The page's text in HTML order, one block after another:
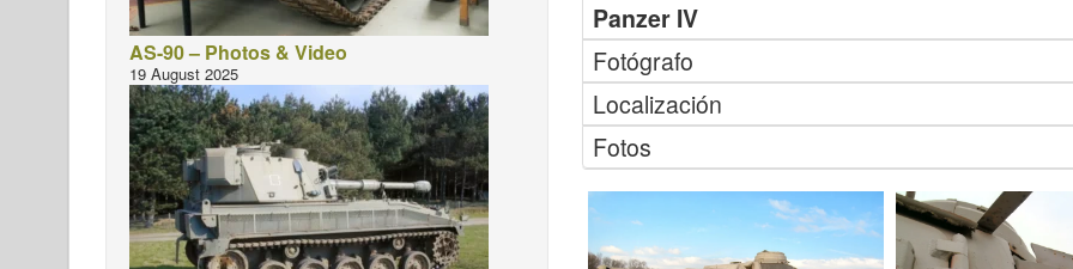
Panzer IV
Fotógrafo
Localización
Fotos
AS-90 – Photos & Video
19 August 2025